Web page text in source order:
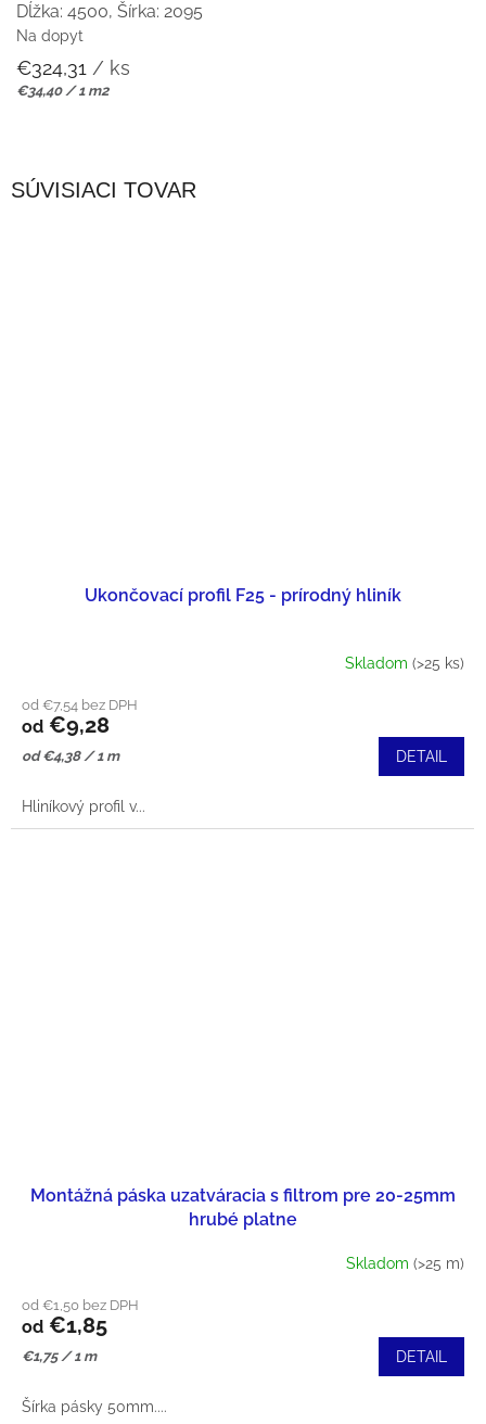
SÚVISIACI TOVAR
Ukončovací profil F25 - prírodný hliník
Skladom (>25 ks)
od €7,54 bez DPH
od €9,28
Jednotková
od €4,38 / 1 m DETAIL
Hliníkový profil v...
Montážná páska uzatváracia s filtrom pre 20-25mm
hrubé platne
Skladom (>25 m)
od €1,50 bez DPH
od €1,85
Jednotková
€1,75 / 1 m DETAIL
Šírka pásky 50mm....
Dĺžka: 4500, Šírka: 2095
Na dopyt
€324,31 / ks
Jednotková
€34,40 / 1 m2